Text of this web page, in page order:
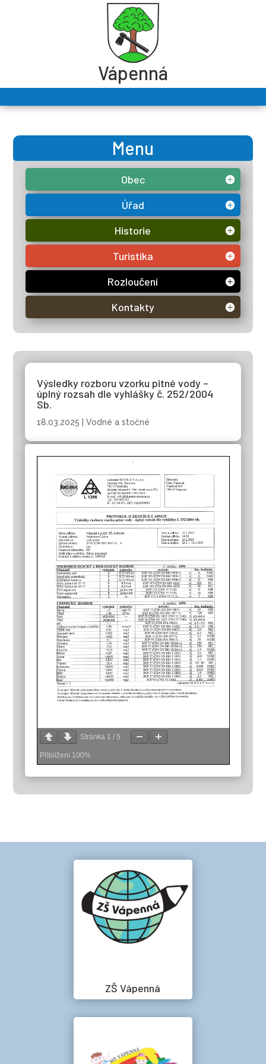
Vápenná
Menu
Obec
Úřad
Historie
Turistika
Rozloučení
Kontakty
Výsledky rozboru vzorku pitné vody –
úplný rozsah dle vyhlášky č. 252/2004
Sb.
18.03.2025 |Vodné a stočné
Stránka 1 /5
Přiblížení 100%
ZŠ Vápenná